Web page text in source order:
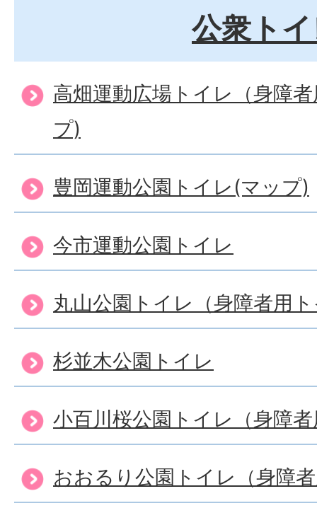
公衆ト
高畑運動広場トイレ（身障
プ)
豊岡運動公園トイレ(マップ)
今市運動公園トイレ
丸山公園トイレ（身障者用
杉並木公園トイレ
小百川桜公園トイレ（身障
おおるり公園トイレ（身障